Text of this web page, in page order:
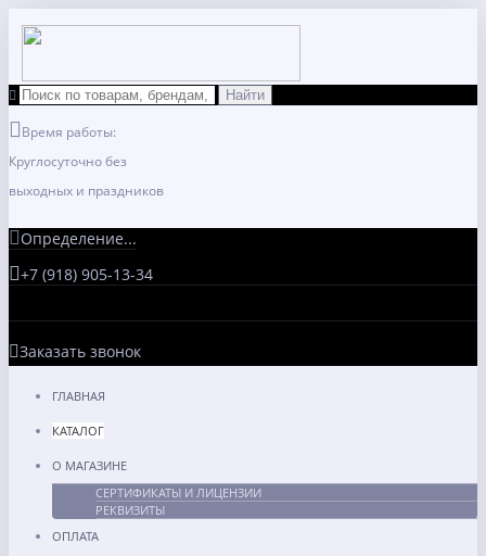
Время работы:
Круглосуточно без
выходных и праздников
Определение...
+7 (918) 905-13-34
Заказать звонок
ГЛАВНАЯ
КАТАЛОГ
О МАГАЗИНЕ
СЕРТИФИКАТЫ И ЛИЦЕНЗИИ
РЕКВИЗИТЫ
ОПЛАТА